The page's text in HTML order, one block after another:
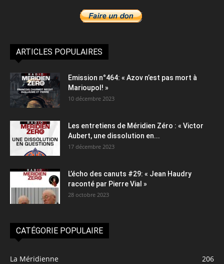
ARTICLES POPULAIRES
Emission n°464: « Azov n’est pas mort à
Marioupol! »
10 décembre 2023
Les entretiens de Méridien Zéro : « Victor
Aubert, une dissolution en...
17 décembre 2023
L’écho des canuts #29: « Jean Haudry
raconté par Pierre Vial »
28 octobre 2023
CATÉGORIE POPULAIRE
La Méridienne
206